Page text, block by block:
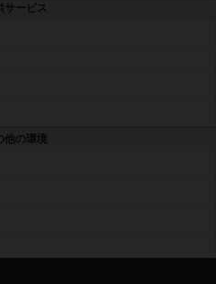
サービス
他の環境